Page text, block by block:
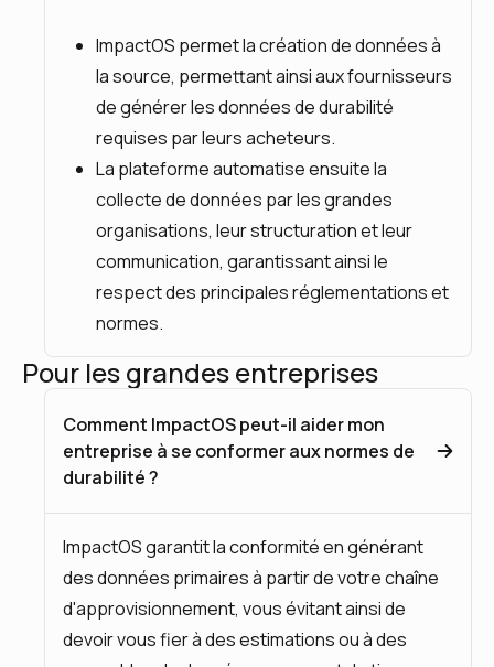
ImpactOS permet la création de données à
la source, permettant ainsi aux fournisseurs
de générer les données de durabilité
requises par leurs acheteurs.
La plateforme automatise ensuite la
collecte de données par les grandes
organisations, leur structuration et leur
communication, garantissant ainsi le
respect des principales réglementations et
normes.
Pour les grandes entreprises
Comment ImpactOS peut-il aider mon
entreprise à se conformer aux normes de
durabilité ?
ImpactOS garantit la conformité en générant
des données primaires à partir de votre chaîne
d'approvisionnement, vous évitant ainsi de
devoir vous fier à des estimations ou à des